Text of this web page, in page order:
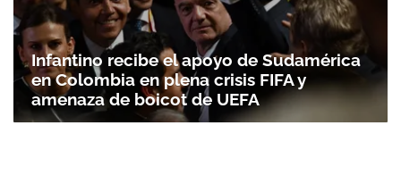
Infantino recibe el apoyo de Sudamérica
en Colombia en plena crisis FIFA y
amenaza de boicot de UEFA